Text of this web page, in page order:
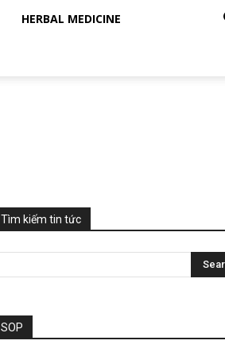
HERBAL MEDICINE
Tìm kiếm tin tức
SOP